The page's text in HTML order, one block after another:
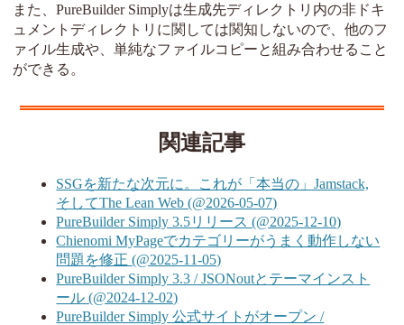
また、PureBuilder Simplyは生成先ディレクトリ内の非ドキ
ュメントディレクトリに関しては関知しないので、他のフ
ァイル生成や、単純なファイルコピーと組み合わせること
ができる。
関連記事
SSGを新たな次元に。これが「本当の」Jamstack,
そしてThe Lean Web (@2026-05-07)
PureBuilder Simply 3.5リリース (@2025-12-10)
Chienomi MyPageでカテゴリーがうまく動作しない
問題を修正 (@2025-11-05)
PureBuilder Simply 3.3 / JSONoutとテーマインスト
ール (@2024-12-02)
PureBuilder Simply 公式サイトがオープン /